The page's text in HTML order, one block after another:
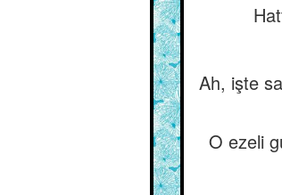
Ah, işte
O ezeli